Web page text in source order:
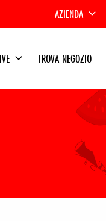
AZIENDA
TROVA NEGOZIO